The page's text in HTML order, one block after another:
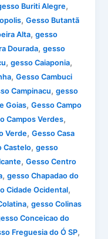
Buriti Alegre,
,Gesso Butantã
Alta,gesso
Dourada,gesso
,gesso Caiaponia,
,Gesso Cambuci
Campinacu,gesso
Goias,Gesso Campo
Campos Verdes,
Verde,Gesso Casa
Castelo,gesso
,Gesso Centro
,gesso Chapadao do
Cidade Ocidental,
,gesso Colinas
Conceicao do
Freguesia do Ó SP,